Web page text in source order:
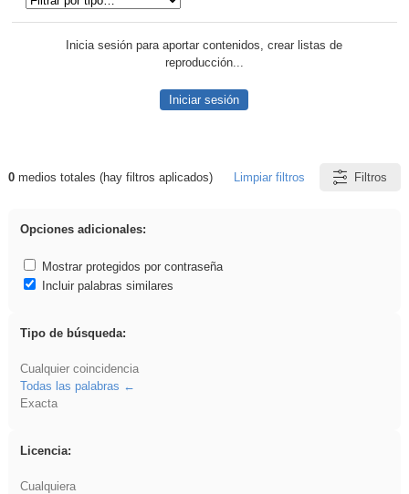
Inicia sesión para aportar contenidos, crear listas de
reproducción...
Iniciar sesión
Resultados de: Arquitectura
0medios totales (hay filtros aplicados) Limpiar filtros Filtros
Opciones adicionales:
Mostrar protegidos por contraseña
Incluir palabras similares
Tipo de búsqueda:
Cualquier coincidencia
Todas las palabras
Exacta
Licencia:
Cualquiera